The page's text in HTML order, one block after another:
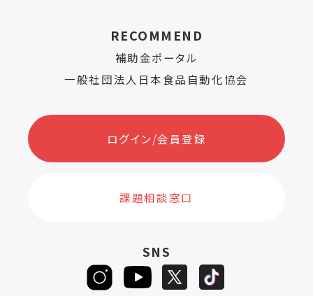
RECOMMEND
補助金ポータル
一般社団法人日本食品自動化協会
ログイン/会員登録
課題相談窓口
SNS